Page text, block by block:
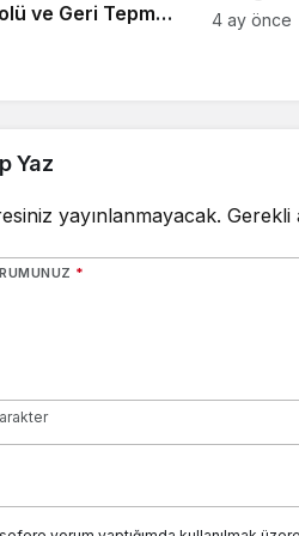
ve Geri Tepme
Teknik
4 ay önce
Yaz
yayınlanmayacak. Gerekli
*